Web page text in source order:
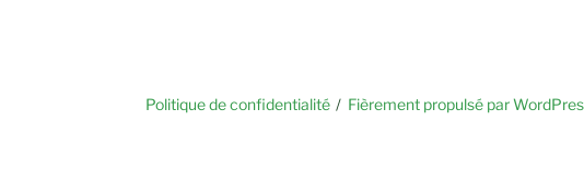
Politique de confidentialité Fièrement propulsé par